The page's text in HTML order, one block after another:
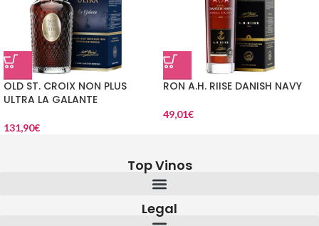
OLD ST. CROIX NON PLUS
ULTRA LA GALANTE
131,90€
RON A.H. RIISE DANISH NAVY
49,01€
Top Vinos
Legal